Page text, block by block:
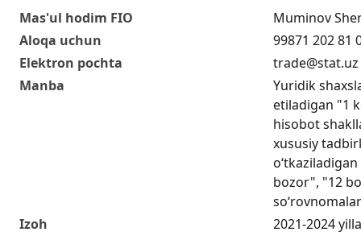
Mas'ul hodim FIO
Muminov
Aloqa uchun
99871 202 81
Elektron pochta
trade@stat.uz
Manba
Yuridik
etiladigan "1
hisobot
xususiy
bozor", "12
Izoh
2021-2024